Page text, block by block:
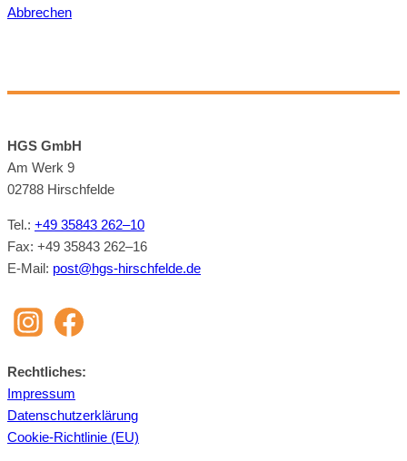
Abbrechen
HGS GmbH
Am Werk 9
02788 Hirsch­felde
Tel.: +49 35843 262–10
Fax: +49 35843 262–16
E‑Mail: post@​hgs-​hirschfelde.​de
Recht­li­ches:
Im­pres­sum
Da­ten­schutz­er­klä­rung
Coo­kie-Richt­li­nie (EU)